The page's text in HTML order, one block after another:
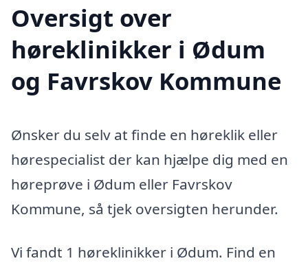
Oversigt over
høreklinikker i Ødum
og Favrskov Kommune
Ønsker du selv at finde en høreklik eller
hørespecialist der kan hjælpe dig med en
høreprøve i Ødum eller Favrskov
Kommune, så tjek oversigten herunder.
Vi fandt 1 høreklinikker i Ødum. Find en